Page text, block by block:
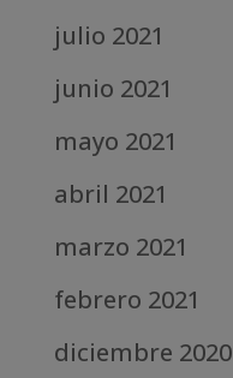
julio 2021
junio 2021
mayo 2021
abril 2021
marzo 2021
febrero 2021
diciembre 2020